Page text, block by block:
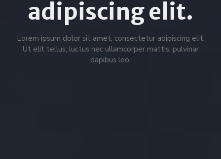
adipiscing elit.
Lorem ipsum dolor sit amet, consectetur adipiscing elit.
Ut elit tellus, luctus nec ullamcorper mattis, pulvinar
dapibus leo.